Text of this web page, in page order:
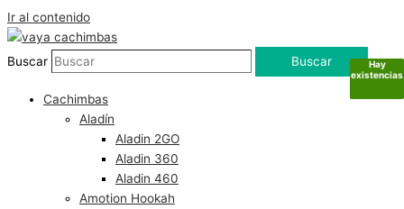
Ir al contenido
Buscar Buscar
Cachimbas
Aladín
Aladin 2GO
Aladin 360
Aladin 460
Amotion Hookah
Hay
existencias
Hay
existencias
Hay
existencias
Hay
existencias